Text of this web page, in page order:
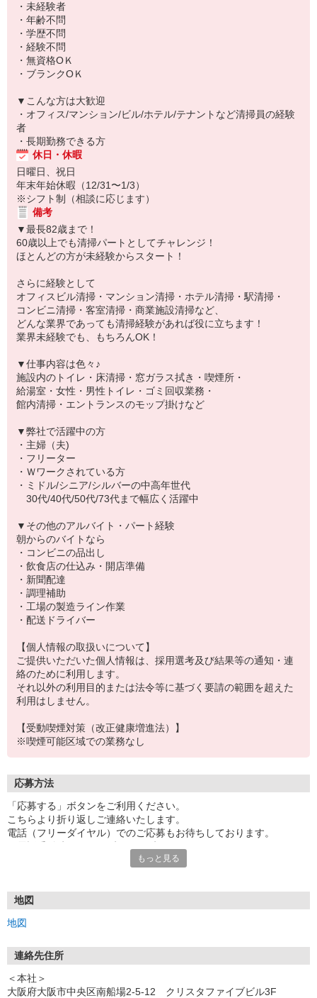
・未経験者
・年齢不問
・学歴不問
・経験不問
・無資格OＫ
・ブランクOＫ
▼こんな方は大歓迎
・オフィス/マンション/ビル/ホテル/テナントなど清掃員の経験
者
・長期勤務できる方
休日・休暇
日曜日、祝日
年末年始休暇（12/31〜1/3）
※シフト制（相談に応じます）
備考
▼最長82歳まで！
60歳以上でも清掃パートとしてチャレンジ！
ほとんどの方が未経験からスタート！
さらに経験として
オフィスビル清掃・マンション清掃・ホテル清掃・駅清掃・
コンビニ清掃・客室清掃・商業施設清掃など、
どんな業界であっても清掃経験があれば役に立ちます！
業界未経験でも、もちろんOK！
▼仕事内容は色々♪
施設内のトイレ・床清掃・窓ガラス拭き・喫煙所・
給湯室・女性・男性トイレ・ゴミ回収業務・
館内清掃・エントランスのモップ掛けなど
▼弊社で活躍中の方
・主婦（夫)
・フリーター
・Ｗワークされている方
・ミドル/シニア/シルバーの中高年世代
30代/40代/50代/73代まで幅広く活躍中
▼その他のアルバイト・パート経験
朝からのバイトなら
・コンビニの品出し
・飲食店の仕込み・開店準備
・新聞配達
・調理補助
・工場の製造ライン作業
・配送ドライバー
【個人情報の取扱いについて】
ご提供いただいた個人情報は、採用選考及び結果等の通知・連
絡のために利用します。
それ以外の利用目的または法令等に基づく要請の範囲を超えた
利用はしません。
【受動喫煙対策（改正健康増進法）】
※喫煙可能区域での業務なし
応募方法
「応募する」ボタンをご利用ください。
こちらより折り返しご連絡いたします。
電話（フリーダイヤル）でのご応募もお待ちしております。
２．担当者から携帯でご連絡
３．面接（1回 勤務地付近）
★30分程度で終了します！
４．合否のご連絡
★1週間以内に電話でご連絡！
５．採用
もっと見る
地図
地図
連絡先住所
＜本社＞
大阪府大阪市中央区南船場2-5-12 クリスタファイブビル3F